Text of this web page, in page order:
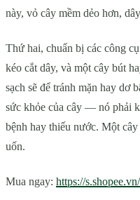
này, vỏ cây mềm dẻo hơn,
Thứ hai, chuẩn bị các công
kéo cắt dây, và một cây bút
sạch sẽ để tránh mặn hay dơ
sức khỏe của cây — nó phải
bệnh hay thiếu nước. Một
uốn.
Mua ngay: https://